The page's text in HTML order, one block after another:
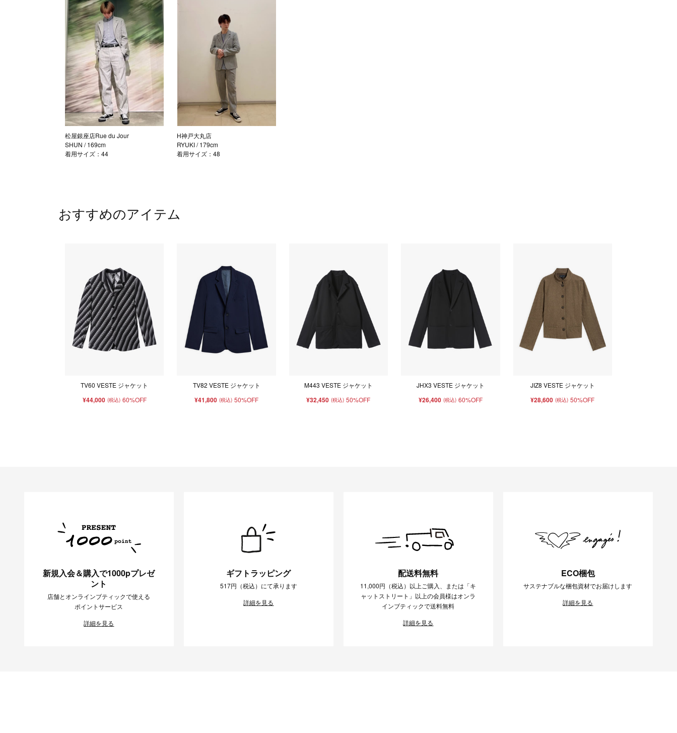
松屋銀座店Rue du Jour
SHUN / 169cm
着用サイズ：44
H神戸大丸店
RYUKI/ 179cm
着用サイズ：48
おすすめのアイテム
TV60 VESTE ジャケット
¥44,000 (税込) 60%OFF
TV82 VESTE ジャケット
¥41,800 (税込) 50%OFF
M443 VESTE ジャケット
¥32,450 (税込) 50%OFF
JHX3 VESTE ジャケット
¥26,400 (税込) 60%OFF
JIZ8 VESTE ジャケット
¥28,600 (税込) 50%OFF
新規入会＆購入で1000pプレゼ
ント
店舗とオンラインブティックで使える
ポイントサービス
詳細を見る
ギフトラッピング
517円（税込）にて承ります
詳細を見る
配送料無料
11,000円（税込）以上ご購入、または「キ
ャットストリート」以上の会員様はオンラ
インブティックで送料無料
詳細を見る
ECO梱包
サステナブルな梱包資材でお届けします
詳細を見る